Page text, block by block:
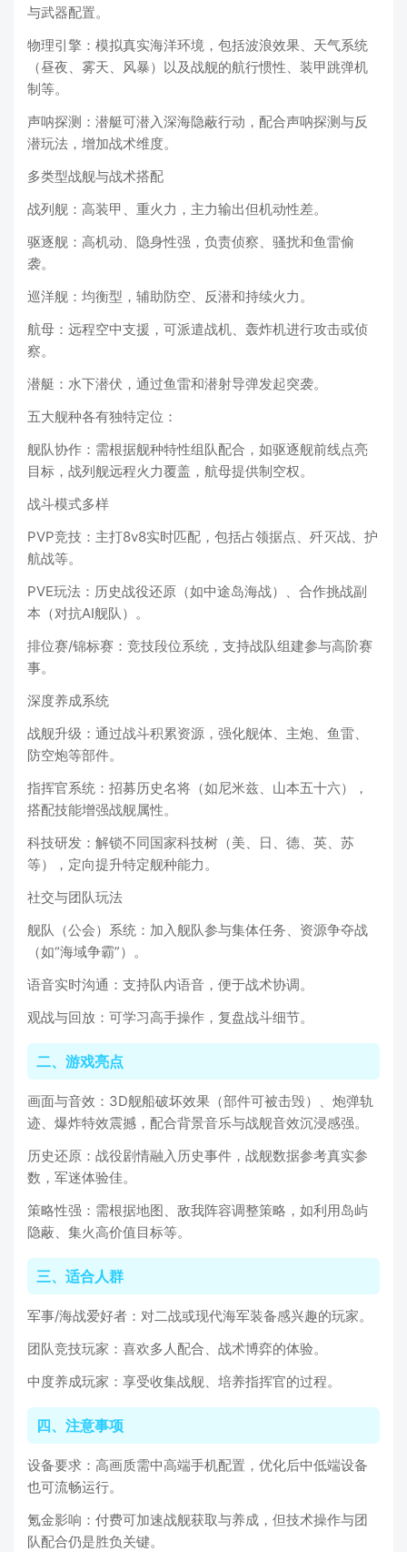
与武器配置。
物理引擎：模拟真实海洋环境，包括波浪效果、天气系统
（昼夜、雾天、风暴）以及战舰的航行惯性、装甲跳弹机
制等。
声呐探测：潜艇可潜入深海隐蔽行动，配合声呐探测与反
潜玩法，增加战术维度。
多类型战舰与战术搭配
战列舰：高装甲、重火力，主力输出但机动性差。
驱逐舰：高机动、隐身性强，负责侦察、骚扰和鱼雷偷
袭。
巡洋舰：均衡型，辅助防空、反潜和持续火力。
航母：远程空中支援，可派遣战机、轰炸机进行攻击或侦
察。
潜艇：水下潜伏，通过鱼雷和潜射导弹发起突袭。
五大舰种各有独特定位：
舰队协作：需根据舰种特性组队配合，如驱逐舰前线点亮
目标，战列舰远程火力覆盖，航母提供制空权。
战斗模式多样
PVP竞技：主打8v8实时匹配，包括占领据点、歼灭战、护
航战等。
PVE玩法：历史战役还原（如中途岛海战）、合作挑战副
本（对抗AI舰队）。
排位赛/锦标赛：竞技段位系统，支持战队组建参与高阶赛
事。
深度养成系统
战舰升级：通过战斗积累资源，强化舰体、主炮、鱼雷、
防空炮等部件。
指挥官系统：招募历史名将（如尼米兹、山本五十六），
搭配技能增强战舰属性。
科技研发：解锁不同国家科技树（美、日、德、英、苏
等），定向提升特定舰种能力。
社交与团队玩法
舰队（公会）系统：加入舰队参与集体任务、资源争夺战
（如“海域争霸”）。
语音实时沟通：支持队内语音，便于战术协调。
观战与回放：可学习高手操作，复盘战斗细节。
二、游戏亮点
画面与音效：3D舰船破坏效果（部件可被击毁）、炮弹轨
迹、爆炸特效震撼，配合背景音乐与战舰音效沉浸感强。
历史还原：战役剧情融入历史事件，战舰数据参考真实参
数，军迷体验佳。
策略性强：需根据地图、敌我阵容调整策略，如利用岛屿
隐蔽、集火高价值目标等。
三、适合人群
军事/海战爱好者：对二战或现代海军装备感兴趣的玩家。
团队竞技玩家：喜欢多人配合、战术博弈的体验。
中度养成玩家：享受收集战舰、培养指挥官的过程。
四、注意事项
设备要求：高画质需中高端手机配置，优化后中低端设备
也可流畅运行。
氪金影响：付费可加速战舰获取与养成，但技术操作与团
队配合仍是胜负关键。